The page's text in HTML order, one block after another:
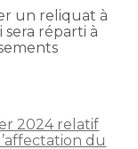
un reliquat à
sera réparti à
2024 relatif
du